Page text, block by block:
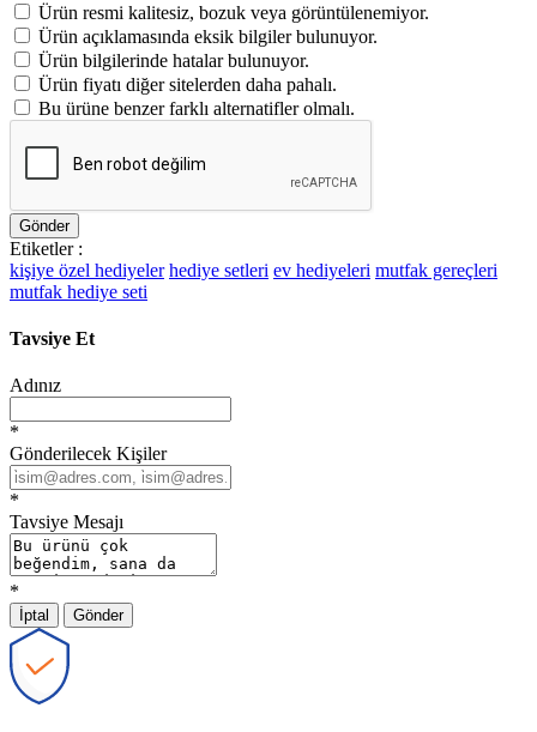
Ürün resmi kalitesiz, bozuk veya görüntülenemiyor.
Ürün açıklamasında eksik bilgiler bulunuyor.
Ürün bilgilerinde hatalar bulunuyor.
Ürün fiyatı diğer sitelerden daha pahalı.
Bu ürüne benzer farklı alternatifler olmalı.
Gönder
Etiketler :
kişiye özel hediyeler hediye setleri ev hediyeleri mutfak gereçleri
mutfak hediye seti
Tavsiye Et
Adınız
*
Gönderilecek Kişiler
*
Tavsiye Mesajı
*
İptal Gönder